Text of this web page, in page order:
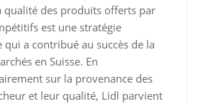
qualité des produits offerts par
est une stratégie
qui a contribué au succès de la
en Suisse. En
sur la provenance des
et leur qualité, Lidl parvient